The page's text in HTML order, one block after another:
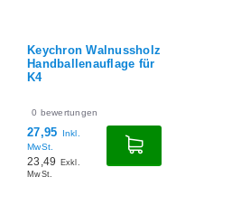
Keychron Walnussholz
Handballenauflage für
K4
0 bewertungen
27,95
Inkl.
MwSt.
23,49
Exkl.
MwSt.